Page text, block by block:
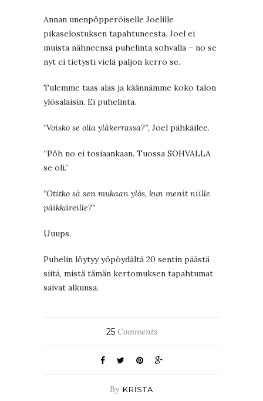
Annan unenpöpperöiselle Joelille
pikaselostuksen tapahtuneesta. Joel ei
muista nähneensä puhelinta sohvalla – no se
nyt ei tietysti vielä paljon kerro se.
Tulemme taas alas ja käännämme koko talon
ylösalaisin. Ei puhelinta.
”Voisko se olla yläkerrassa?”, Joel pähkäilee.
”Pöh no ei tosiaankaan. Tuossa SOHVALLA
se oli.”
”Otitko sä sen mukaan ylös, kun menit niille
päikkäreille?”
Uuups.
Puhelin löytyy yöpöydältä 20 sentin päästä
siitä, mistä tämän kertomuksen tapahtumat
saivat alkunsa.
25Comments
By KRISTA